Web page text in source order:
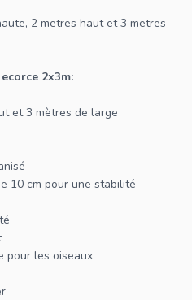
2 metres haut et 3 metres
2x3m:
et 3 mètres de large
10 cm pour une stabilité
pour les oiseaux